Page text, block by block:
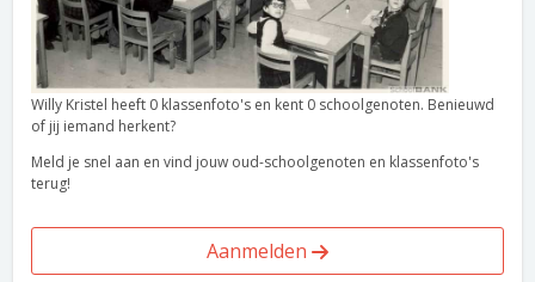
Willy Kristel heeft 0 klassenfoto's en kent 0 schoolgenoten. Benieuwd
of jij iemand herkent?
Meld je snel aan en vind jouw oud-schoolgenoten en klassenfoto's
terug!
Aanmelden